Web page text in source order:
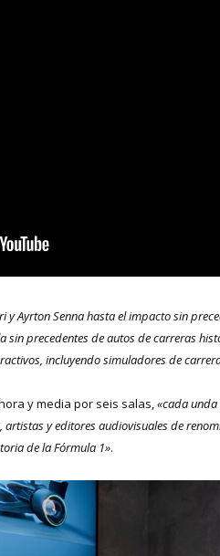
y Ayrton Senna hasta el impacto sin
sin precedentes de autos de carreras
incluyendo simuladores de
y media por seis salas,«cada
y editores audiovisuales de
de la Fórmula 1».